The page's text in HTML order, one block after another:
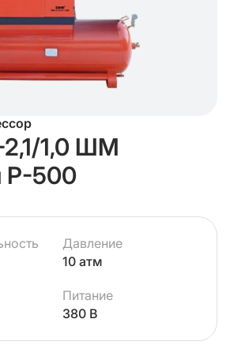
1,0 ШМ
Р-500
Давление
10 атм
Питание
380 В